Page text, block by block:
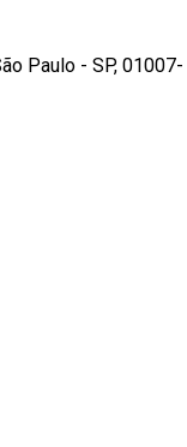
Paulo - SP, 01007-